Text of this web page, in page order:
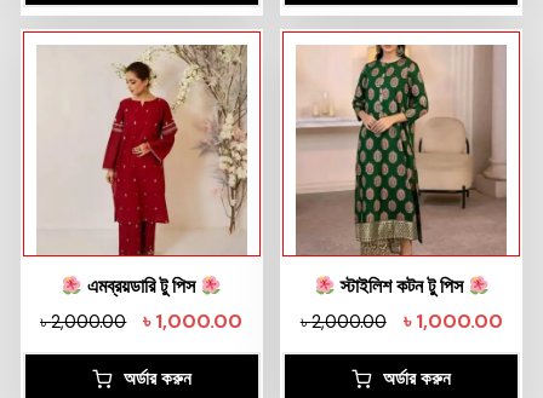
এমব্রয়ডারি টু পিস
৳2,000.00 ৳1,000.00
অর্ডার করুন
স্টাইলিশ কটন টু পিস
৳2,000.00 ৳1,000.00
অর্ডার করুন